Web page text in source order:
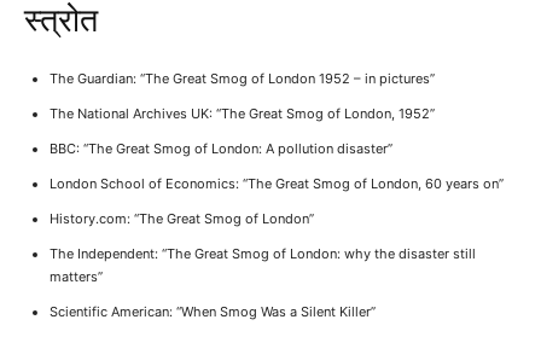
स्त्रोत
The Guardian: “The Great Smog of London 1952 – in pictures”
The National Archives UK: “The Great Smog of London, 1952”
BBC: “The Great Smog of London: A pollution disaster”
London School of Economics: “The Great Smog of London, 60 years on”
History.com: “The Great Smog of London”
The Independent: “The Great Smog of London: why the disaster still
matters”
Scientific American: “When Smog Was a Silent Killer”